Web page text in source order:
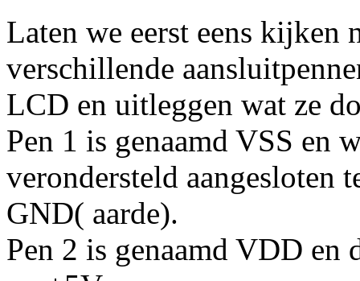
Laten we eerst eens kijken
verschillende
LCD en uitleggen wat ze
Pen 1 is genaamd VSS en
verondersteld aangesloten
GND( aarde).
Pen 2 is genaamd VDD